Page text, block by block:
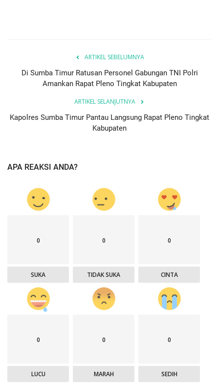
ARTIKEL SEBELUMNYA
Di Sumba Timur Ratusan Personel Gabungan TNI Polri
Amankan Rapat Pleno Tingkat Kabupaten
ARTIKEL SELANJUTNYA
Kapolres Sumba Timur Pantau Langsung Rapat Pleno Tingkat
Kabupaten
APA REAKSI ANDA?
0
SUKA
0
TIDAK SUKA
0
CINTA
0
LUCU
0
MARAH
0
SEDIH